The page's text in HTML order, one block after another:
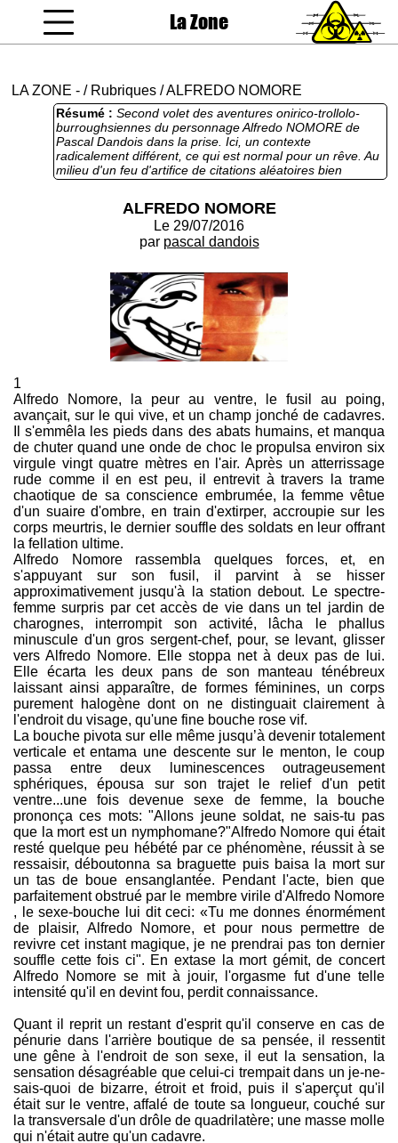
La Zone
LA ZONE - / Rubriques /ALFREDO NOMORE
Résumé : Second volet des aventures onirico-trollolo-
burroughsiennes du personnage Alfredo NOMORE de
Pascal Dandois dans la prise. Ici, un contexte
radicalement différent, ce qui est normal pour un rêve. Au
milieu d'un feu d'artifice de citations aléatoires bien
senties, une intrigue proche de celle du personnage de
qu'on pourrait rebaptiser ici : né un 14 juillet sur la
promenade des anglais avec une trace de pneu sur la
tronche. De l'innocence perdue au courage retrouvé
les fulgurances du personnage principal sont
cucurbitacéennes) Fera bientôt l'objet d'une publication
papier avec un livre à la couverture blindée au kevlar pour
pouvoir lire pénard sur les plages tunisiennes. Nomore :
comme une promesse qui ne sera pas tenue, une
supplique d'un torturé à Guantanamo, une espérance
ALFREDO NOMORE
Le 29/07/2016
par pascal dandois
1
Alfredo Nomore, la peur au ventre, le fusil au poing,
avançait, sur le qui vive, et un champ jonché de cadavres.
Il s'emmêla les pieds dans des abats humains, et manqua
de chuter quand une onde de choc le propulsa environ six
virgule vingt quatre mètres en l'air. Après un atterrissage
rude comme il en est peu, il entrevit à travers la trame
chaotique de sa conscience embrumée, la femme vêtue
d'un suaire d'ombre, en train d'extirper, accroupie sur les
corps meurtris, le dernier souffle des soldats en leur offrant
la fellation ultime.
Alfredo Nomore rassembla quelques forces, et, en
s'appuyant sur son fusil, il parvint à se hisser
approximativement jusqu'à la station debout. Le spectre-
femme surpris par cet accès de vie dans un tel jardin de
charognes, interrompit son activité, lâcha le phallus
minuscule d'un gros sergent-chef, pour, se levant, glisser
vers Alfredo Nomore. Elle stoppa net à deux pas de lui.
Elle écarta les deux pans de son manteau ténébreux
laissant ainsi apparaître, de formes féminines, un corps
purement halogène dont on ne distinguait clairement à
l'endroit du visage, qu'une fine bouche rose vif.
La bouche pivota sur elle même jusqu’à devenir totalement
verticale et entama une descente sur le menton, le coup
passa entre deux luminescences outrageusement
sphériques, épousa sur son trajet le relief d'un petit
ventre...une fois devenue sexe de femme, la bouche
prononça ces mots: "Allons jeune soldat, ne sais-tu pas
que la mort est un nymphomane?"Alfredo Nomore qui était
resté quelque peu hébété par ce phénomène, réussit à se
ressaisir, déboutonna sa braguette puis baisa la mort sur
un tas de boue ensanglantée. Pendant l'acte, bien que
parfaitement obstrué par le membre virile d'Alfredo Nomore
, le sexe-bouche lui dit ceci: «Tu me donnes énormément
de plaisir, Alfredo Nomore, et pour nous permettre de
revivre cet instant magique, je ne prendrai pas ton dernier
souffle cette fois ci". En extase la mort gémit, de concert
Alfredo Nomore se mit à jouir, l'orgasme fut d'une telle
intensité qu'il en devint fou, perdit connaissance.
Quant il reprit un restant d'esprit qu'il conserve en cas de
pénurie dans l'arrière boutique de sa pensée, il ressentit
une gêne à l'endroit de son sexe, il eut la sensation, la
sensation désagréable que celui-ci trempait dans un je-ne-
sais-quoi de bizarre, étroit et froid, puis il s'aperçut qu'il
était sur le ventre, affalé de toute sa longueur, couché sur
la transversale d'un drôle de quadrilatère; une masse molle
qui n'était autre qu'un cadavre.